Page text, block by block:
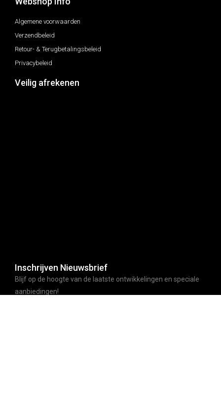
Algemene voorwaarden
Verzendbeleid
Retour- & Terugbetalingsbeleid
Privacybeleid
Veilig afrekenen
Inschrijven Nieuwsbrief
Blijf op de hoogte van de laatste ontwikkelingen en speciale
aanbiedingen!